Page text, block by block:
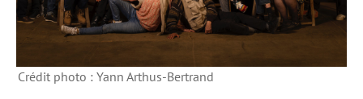
Crédit photo : Yann Arthus-Bertrand